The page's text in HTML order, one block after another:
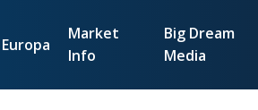
Europa
Market
Info
Big Dream
Media